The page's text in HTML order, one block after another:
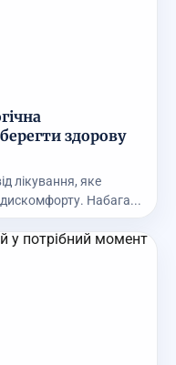
здорову
лікування, яке
Набага...